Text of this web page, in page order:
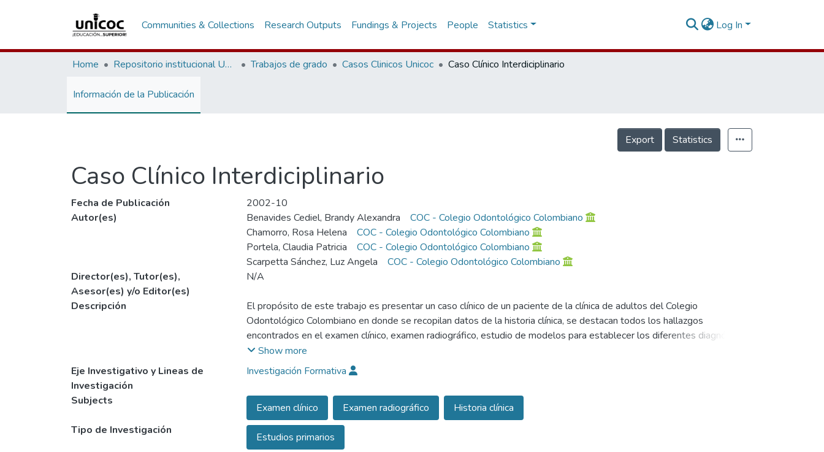
Communities & Collections Research Outputs Fundings & Projects People Statistics Log In
Home Repositorio institucional Unicoc, RI-unicoc Trabajos de grado Casos Clinicos Unicoc Caso Clínico Interdiciplinario
Información de la Publicación
Export Statistics
Caso Clínico Interdiciplinario
Fecha de Publicación
2002-10
Autor(es)
Benavides Cediel, Brandy Alexandra
COC - Colegio Odontológico Colombiano
Chamorro, Rosa Helena
COC - Colegio Odontológico Colombiano
Portela, Claudia Patricia
COC - Colegio Odontológico Colombiano
Scarpetta Sánchez, Luz Angela
COC - Colegio Odontológico Colombiano
Director(es), Tutor(es),
Asesor(es) y/o Editor(es)
N/A
Descripción
El propósito de este trabajo es presentar un caso clínico de un paciente de la clínica de adultos del Colegio
Odontológico Colombiano en donde se recopilan datos de la historia clínica, se destacan todos los hallazgos
encontrados en el examen clínico, examen radiográfico, estudio de modelos para establecer los diferentes diagnósticos
en todas las áreas de la odontología y de esta manera proporcionarle al paciente varias alternativas de tratamiento.
Show more
Eje Investigativo y Lineas de
Investigación
Investigación Formativa
Subjects
Examen clínico Examen radiográfico
Historia clínica
Tipo de Investigación
Estudios primarios